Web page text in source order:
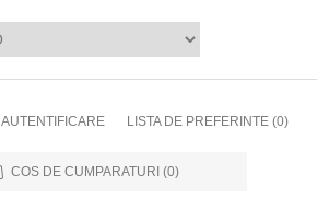
AUTENTIFICARE LISTA DE PREFERINTE (0)
COS DE CUMPARATURI (0)